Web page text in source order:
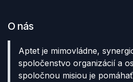
O nás
Aptet je mimovládne,
spoločenstvo organizácií a
spoločnou misiou je